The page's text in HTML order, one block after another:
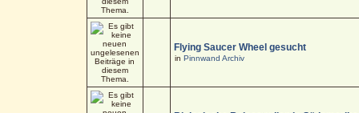
Flying Saucer Wheel gesucht
in Pinnwand Archiv